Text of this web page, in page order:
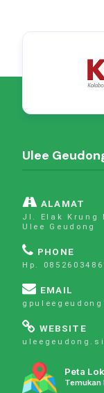
Ulee
ALAMAT
Jl. Elak Krung
Ulee Geudong
PHONE
Hp.
EMAIL
WEBSITE
Peta
Temukan